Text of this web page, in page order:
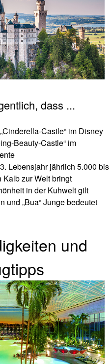
dass ...
Castle“ im Disney
Beauty-Castle“ im
Lebensjahr jährlich 5.000 bis
zur Welt bringt
in der Kuhwelt gilt
und „Bua“ Junge bedeutet
und